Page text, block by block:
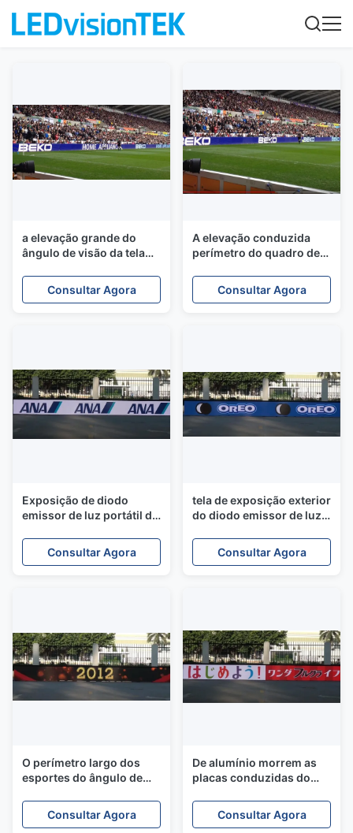
a elevação grande do
ângulo de visão da tela
refresca Rate Sports
Display
Consultar Agora
A elevação conduzida
perímetro do quadro de
exposição dos esportes
das lêndeas P16 7500
Consultar Agora
Exposição de diodo
emissor de luz portátil do
P6.4 com dissipação de
calor excelente
Consultar Agora
tela de exposição exterior
do diodo emissor de luz
esportes P10.66 de
1280mmx960mm para o
Consultar Agora
O perímetro largo dos
esportes do ângulo de
para anunciar P12.8
exterior
Consultar Agora
De alumínio morrem as
placas conduzidas do
grandes telas video
conduzidas
Consultar Agora